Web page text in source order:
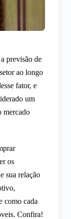
previsão de
ao longo
fator, e
um
mercado
os
sua relação
como cada
Confira!